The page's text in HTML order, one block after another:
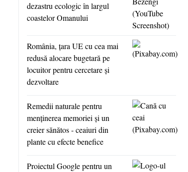
dezastru ecologic în largul
coastelor Omanului
România, ţara UE cu cea mai
redusă alocare bugetară pe
locuitor pentru cercetare şi
dezvoltare
Remedii naturale pentru
menţinerea memoriei şi un
creier sănătos - ceaiuri din
plante cu efecte benefice
Proiectul Google pentru un